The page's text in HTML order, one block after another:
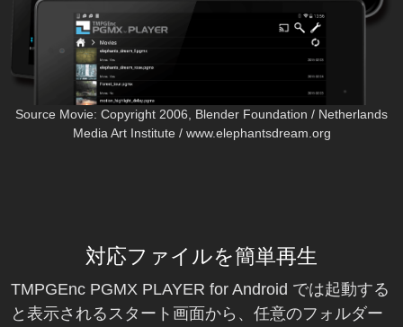
Source Movie: Copyright 2006, Blender Foundation / Netherlands
Media Art Institute / www.elephantsdream.org
対応ファイルを簡単再生
TMPGEnc PGMX PLAYER for Android では起動する
と表示されるスタート画面から、任意のフォルダー